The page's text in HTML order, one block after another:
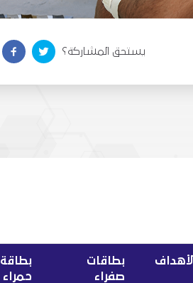
يستحق المشاركة؟
الأهداف
بطاقات
صفراء
بطاقة
حمراء